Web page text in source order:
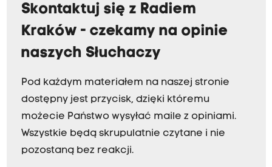
Skontaktuj się z Radiem
Kraków - czekamy na opinie
naszych Słuchaczy
Pod każdym materiałem na naszej stronie
dostępny jest przycisk, dzięki któremu
możecie Państwo wysyłać maile z opiniami.
Wszystkie będą skrupulatnie czytane i nie
pozostaną bez reakcji.